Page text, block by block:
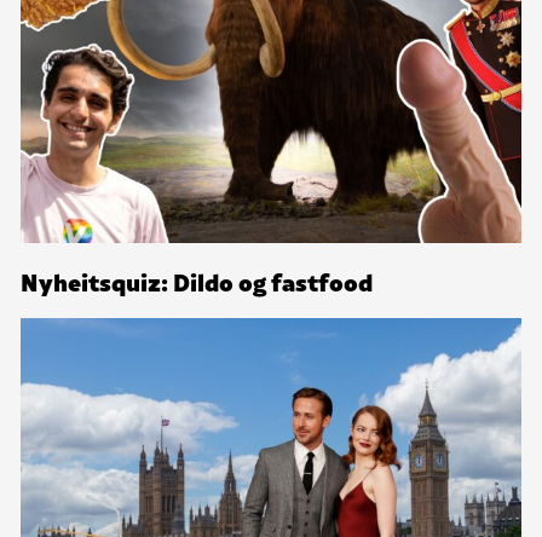
Nyheitsquiz: Dildo og fastfood